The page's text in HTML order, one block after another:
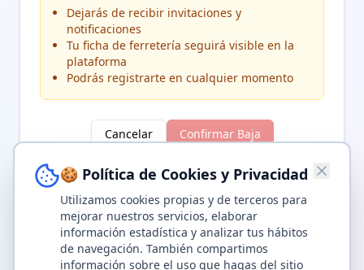
🍪 Política de Cookies y Privacidad
Utilizamos cookies propias y de terceros para
mejorar nuestros servicios, elaborar
información estadística y analizar tus hábitos
de navegación. También compartimos
información sobre el uso que hagas del sitio
Dejarás de recibir invitaciones y
notificaciones
Tu ficha de ferretería seguirá visible en la
plataforma
Podrás registrarte en cualquier momento
Cancelar Confirmar Baja
© 2025ferreteria1.com - Todos los derechos reservados
Proyecto creado por konkabeza.com